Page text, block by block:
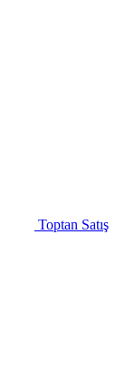
Toptan Satış